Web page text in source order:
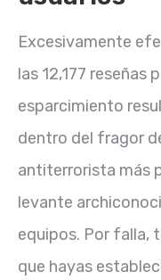
Excesivamente
las 12,177 reseñas
esparcimiento
dentro del fragor
antiterrorista más
levante
equipos. Por falla,
que hayas